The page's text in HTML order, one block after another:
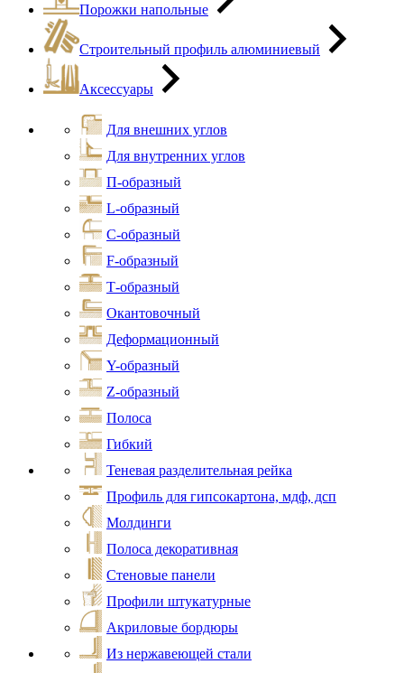
Порожки напольные
Строительный профиль алюминиевый
Аксессуары
Для внешних углов
Для внутренних углов
П-образный
L-образный
С-образный
F-образный
Т-образный
Окантовочный
Деформационный
Y-образный
Z-образный
Полоса
Гибкий
Теневая разделительная рейка
Профиль для гипсокартона, мдф, дсп
Молдинги
Полоса декоративная
Стеновые панели
Профили штукатурные
Акриловые бордюры
Из нержавеющей стали